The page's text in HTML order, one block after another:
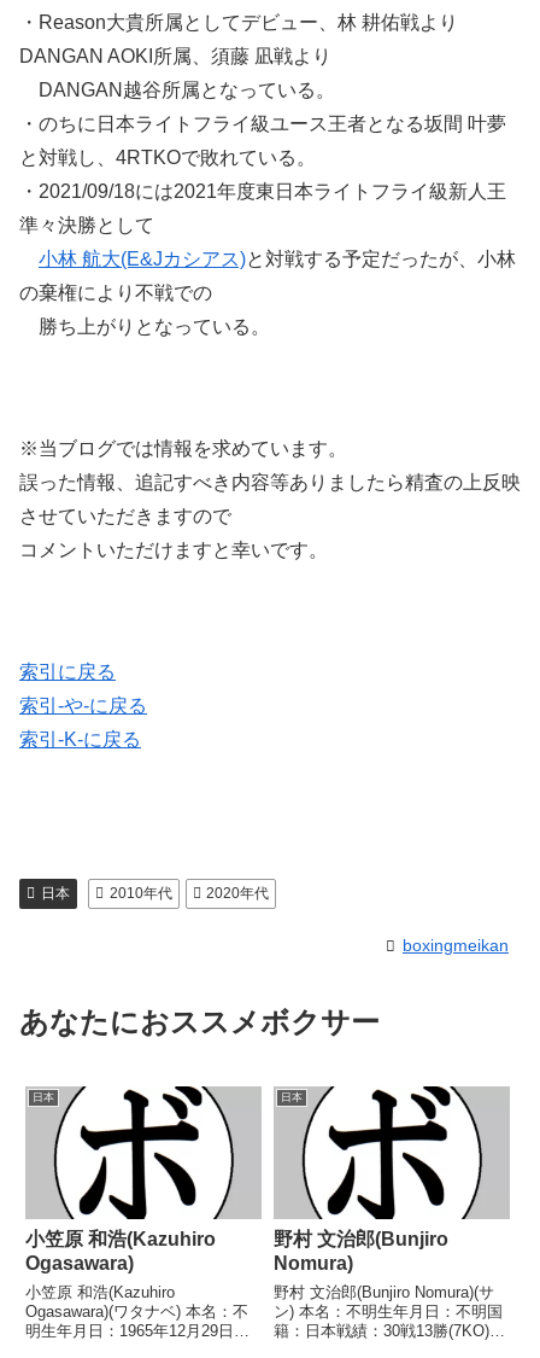
・Reason大貴所属としてデビュー、林 耕佑戦より
DANGAN AOKI所属、須藤 凪戦より
DANGAN越谷所属となっている。
・のちに日本ライトフライ級ユース王者となる坂間 叶夢
と対戦し、4RTKOで敗れている。
・2021/09/18には2021年度東日本ライトフライ級新人王
準々決勝として
小林 航大(E&Jカシアス)と対戦する予定だったが、小林
の棄権により不戦での
勝ち上がりとなっている。
※当ブログでは情報を求めています。
誤った情報、追記すべき内容等ありましたら精査の上反映
させていただきますので
コメントいただけますと幸いです。
索引に戻る
索引-や-に戻る
索引-K-に戻る
日本 2010年代 2020年代
boxingmeikan
あなたにおススメボクサー
日本
小笠原 和浩(Kazuhiro
Ogasawara)
小笠原 和浩(Kazuhiro
Ogasawara)(ワタナベ) 本名：不
明生年月日：1965年12月29日国
日本
野村 文治郎(Bunjiro
Nomura)
野村 文治郎(Bunjiro Nomura)(サ
ン) 本名：不明生年月日：不明国
籍：日本戦績：30戦13勝(7KO)16